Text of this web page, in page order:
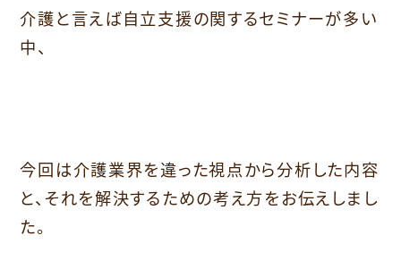
介護と言えば自立支援の関するセミナーが多い
中、
今回は介護業界を違った視点から分析した内容
と、それを解決するための考え方をお伝えしまし
た。